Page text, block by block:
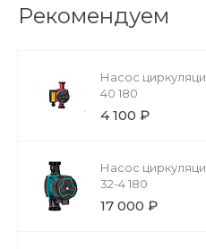
Рекомендуем
Насос
40 180
4 100 ₽
Насос
32-4 180
17 000 ₽